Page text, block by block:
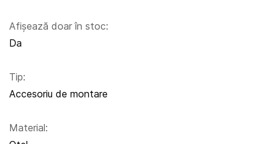
Afișează doar în stoc:
Da
Tip:
Accesoriu de montare
Material: